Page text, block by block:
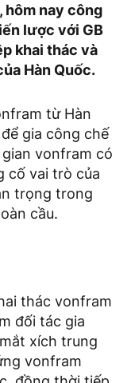
hôm nay công
lược với GB
khai thác và
Hàn Quốc.
từ Hàn
gia công chế
vonfram có
cố vai trò của
trọng trong
cầu.
thác vonfram
đối tác gia
xích trung
vonfram